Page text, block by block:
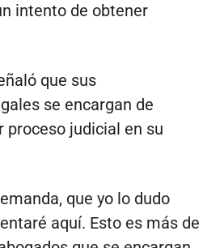
intento de obtener
que sus
se encargan de
proceso judicial en su
que yo lo dudo
aquí. Esto es más de